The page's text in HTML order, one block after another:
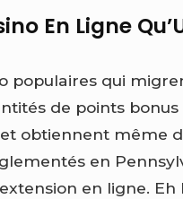
En Ligne
populaires qui
de points
obtiennent même
en
en ligne.